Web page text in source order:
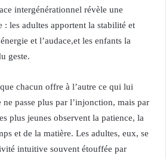
intergénérationnel révèle une
les adultes apportent la stabilité et
et l’audace,et les enfants la
geste.
chacun offre à l’autre ce qui lui
ne passe plus par l’injonction, mais par
plus jeunes observent la patience, la
et de la matière. Les adultes, eux, se
intuitive souvent étouffée par